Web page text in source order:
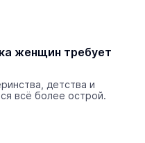
женщин требует
детства и
всё более острой.